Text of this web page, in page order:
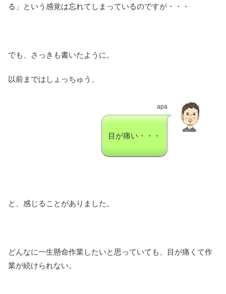
る」という感覚は忘れてしまっているのですが・・・
でも、さっきも書いたように。
以前まではしょっちゅう、
apa
目が痛い・・・
と、感じることがありました。
どんなに一生懸命作業したいと思っていても、目が痛くて作
業が続けられない。